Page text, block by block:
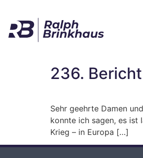
236.
Sehr geehrte Damen
konnte ich sagen, es ist
Krieg – in Europa […]